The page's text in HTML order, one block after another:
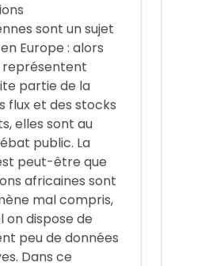
sont un sujet
Europe : alors
représentent
partie de la
flux et des stocks
elles sont au
public. La
peut-être que
africaines sont
mal compris,
on dispose de
peu de données
Dans ce